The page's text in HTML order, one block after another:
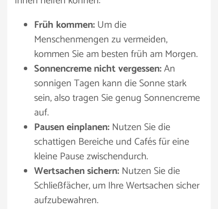
Früh kommen:Um die
Menschenmengen zu vermeiden,
kommen Sie am besten früh am Morgen.
Sonnencreme nicht vergessen:An
sonnigen Tagen kann die Sonne stark
sein, also tragen Sie genug Sonnencreme
auf.
Pausen einplanen: Nutzen Sie die
schattigen Bereiche und Cafés für eine
kleine Pause zwischendurch.
Wertsachen sichern: Nutzen Sie die
Schließfächer, um Ihre Wertsachen sicher
aufzubewahren.